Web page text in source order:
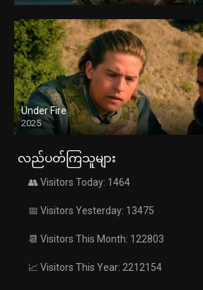
Under Fire
2025
လည်ပတ်ကြသူများ
👥 Visitors Today: 1464
📅 Visitors Yesterday: 13475
📆 Visitors This Month: 122803
📈 Visitors This Year: 2212154